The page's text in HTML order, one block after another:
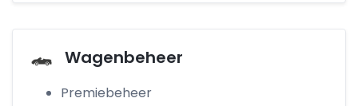
Wagenbeheer
Premiebeheer